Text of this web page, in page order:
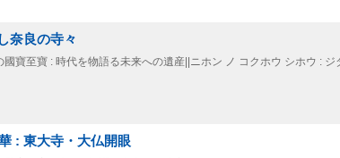
奈良の寺々
國寶至寶 : 時代を物語る未来への遺産||ニホン ノ コクホウ シホウ : ジ
: 東大寺・大仏開眼